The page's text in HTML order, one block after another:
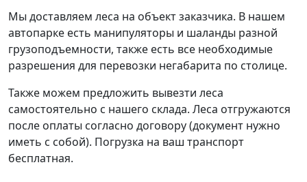
Мы доставляем леса на объект заказчика. В нашем
автопарке есть манипуляторы и шаланды разной
грузоподъемности, также есть все необходимые
разрешения для перевозки негабарита по столице.
Также можем предложить вывезти леса
самостоятельно с нашего склада. Леса отгружаются
после оплаты согласно договору (документ нужно
иметь с собой). Погрузка на ваш транспорт
бесплатная.